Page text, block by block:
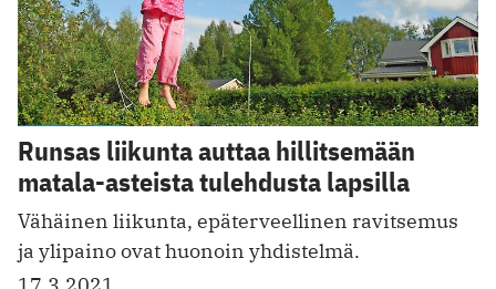
Runsas liikunta auttaa hillitsemään
matala-asteista tulehdusta lapsilla
Vähäinen liikunta, epäterveellinen ravitsemus
ja ylipaino ovat huonoin yhdistelmä.